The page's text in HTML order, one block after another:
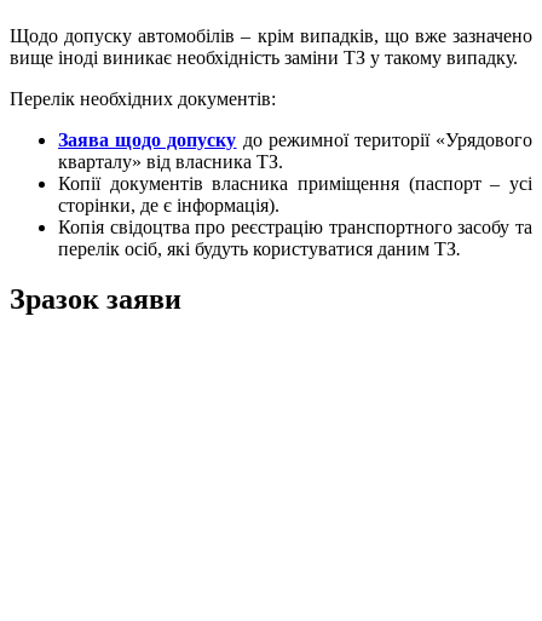
Щодо допуску автомобілів – крім випадків, що вже зазначено
вище іноді виникає необхідність заміни ТЗ у такому випадку.
Перелік необхідних документів:
Заява щодо допуску до режимної території «Урядового
кварталу» від власника ТЗ.
Копії документів власника приміщення (паспорт – усі
сторінки, де є інформація).
Копія свідоцтва про реєстрацію транспортного засобу та
перелік осіб, які будуть користуватися даним ТЗ.
Зразок заяви